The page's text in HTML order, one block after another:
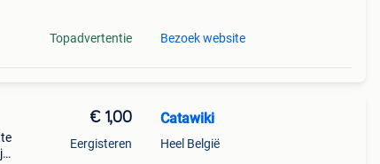
Topadvertentie Bezoek website
€ 1,00
Eergisteren
Catawiki
Heel België